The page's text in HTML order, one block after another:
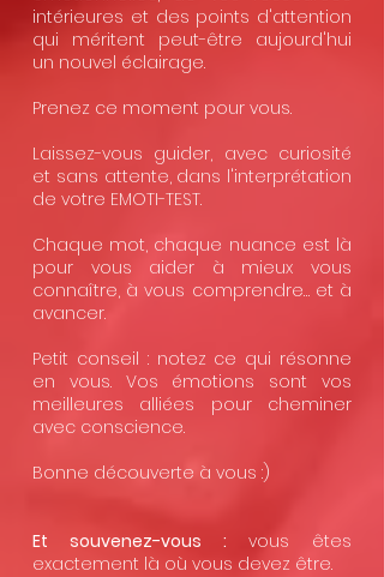
intérieures et des points d'attention
qui méritent peut-être aujourd'hui
un nouvel éclairage.
Prenez ce moment pour vous.
Laissez-vous guider, avec curiosité
et sans attente, dans l'interprétation
de votre EMOTI-TEST.
Chaque mot, chaque nuance est là
pour vous aider à mieux vous
connaître, à vous comprendre… et à
avancer.
Petit conseil : notez ce qui résonne
en vous. Vos émotions sont vos
meilleures alliées pour cheminer
avec conscience.
Bonne découverte à vous :)
Et souvenez-vous : vous êtes
exactement là où vous devez être.